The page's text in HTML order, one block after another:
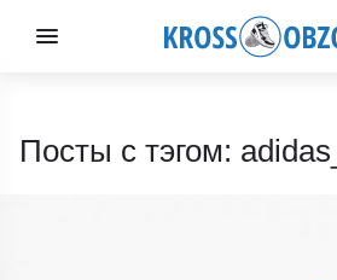
Посты с тэгом: